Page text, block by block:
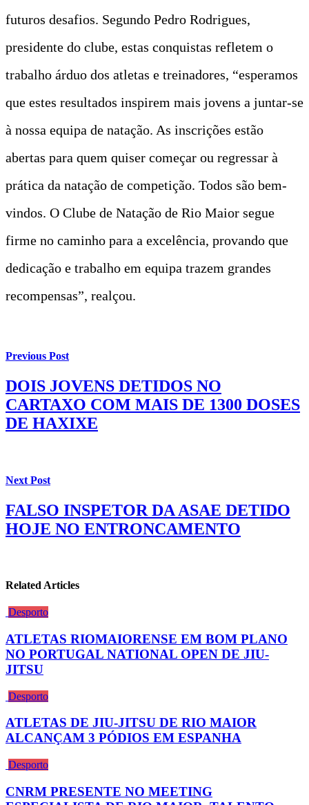
futuros desafios. Segundo Pedro Rodrigues,
presidente do clube, estas conquistas refletem o
trabalho árduo dos atletas e treinadores, “esperamos
que estes resultados inspirem mais jovens a juntar-se
à nossa equipa de natação. As inscrições estão
abertas para quem quiser começar ou regressar à
prática da natação de competição. Todos são bem-
vindos. O Clube de Natação de Rio Maior segue
firme no caminho para a excelência, provando que
dedicação e trabalho em equipa trazem grandes
recompensas”, realçou.
Previous Post
DOIS JOVENS DETIDOS NO
CARTAXO COM MAIS DE 1300 DOSES
DE HAXIXE
Next Post
FALSO INSPETOR DA ASAE DETIDO
HOJE NO ENTRONCAMENTO
Related Articles
Desporto
ATLETAS RIOMAIORENSE EM BOM PLANO
NO PORTUGAL NATIONAL OPEN DE JIU-
JITSU
Desporto
ATLETAS DE JIU-JITSU DE RIO MAIOR
ALCANÇAM 3 PÓDIOS EM ESPANHA
Desporto
CNRM PRESENTE NO MEETING